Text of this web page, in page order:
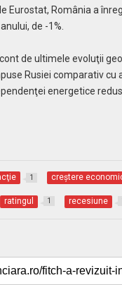
Eurostat, România a
de -1%.
de ultimele evoluţii
Rusiei comparativ cu
energetice
1 creştere
ratingul 1 recesiune